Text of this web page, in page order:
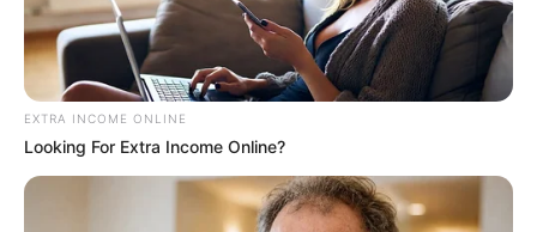
EXTRA INCOME ONLINE
Looking For Extra Income Online?